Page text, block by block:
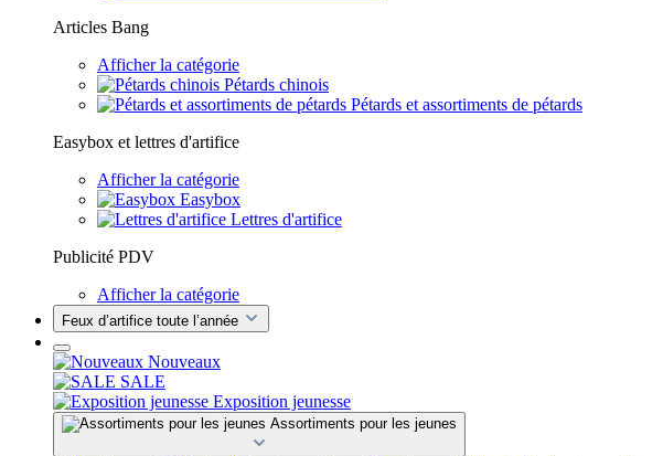
Articles Bang
Afficher la catégorie
Pétards chinois
Pétards et assortiments de pétards
Easybox et lettres d'artifice
Afficher la catégorie
Easybox
Lettres d'artifice
Publicité PDV
Afficher la catégorie
Feux d’artifice toute l’année
Nouveaux
SALE
Exposition jeunesse
Assortiments pour les jeunes